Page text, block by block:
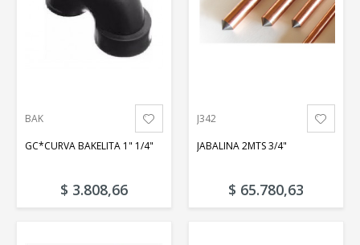
BAK
GC*CURVA BAKELITA 1" 1/4"
$ 3.808,66
J342
JABALINA 2MTS 3/4"
$ 65.780,63